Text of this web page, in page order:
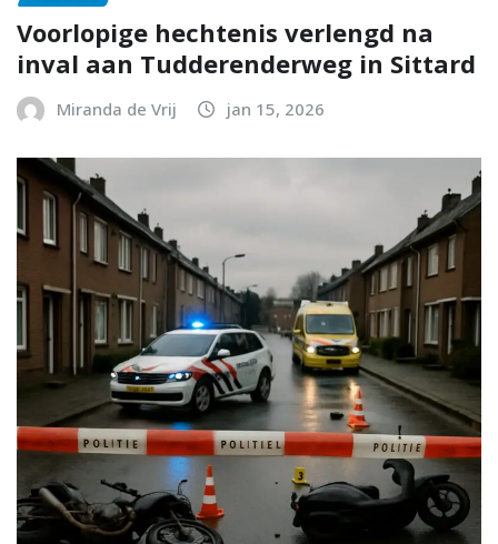
Voorlopige hechtenis verlengd na
inval aan Tudderenderweg in Sittard
Miranda de Vrij jan 15, 2026